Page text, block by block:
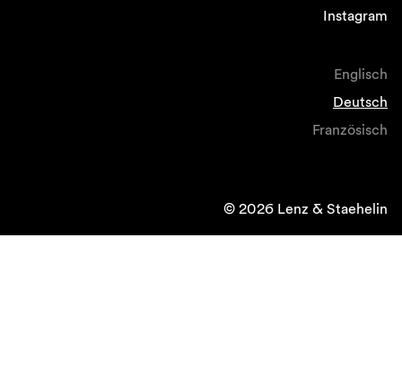
Instagram
Englisch
Deutsch
Französisch
© 2026 Lenz & Staehelin